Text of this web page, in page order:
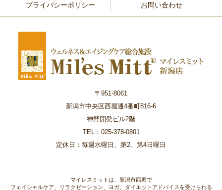
プライバシーポリシー お問い合わせ
〒951-8061
新潟市中央区西堀通4番町816-6
神野開発ビル2階
TEL：025-378-0801
定休日：毎週水曜日、第2、第4日曜日
マイレスミットは、新潟市西堀で
フェイシャルケア、リラクゼーション、ヨガ、ダイエットアドバイスを受けられる